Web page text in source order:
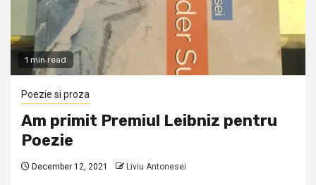
1 min read
Poezie si proza
Am primit Premiul Leibniz pentru
Poezie
December 12, 2021 Liviu Antonesei